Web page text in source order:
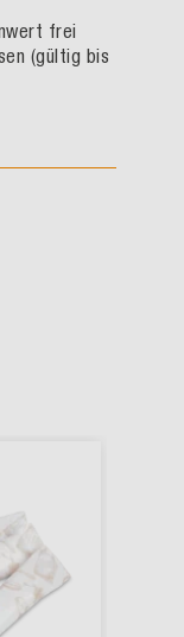
frei
(gültig bis